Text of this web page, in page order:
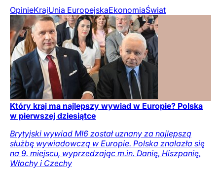
OpinieKrajUnia EuropejskaEkonomiaŚwiat
Który kraj ma najlepszy wywiad w Europie? Polska
w pierwszej dziesiątce
Brytyjski wywiad MI6 został uznany za najlepszą
służbę wywiadowczą w Europie. Polska znalazła się
na 9. miejscu, wyprzedzając m.in. Danię, Hiszpanię,
Włochy i Czechy